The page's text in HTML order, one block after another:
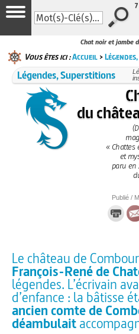
Chat noir et jambe
Vous êtes ici :Accueil >
Légendes, Superstitions
du
« Chattes
et
paru en
Publié /
Le château de
François-René de
légendes. L’écrivain
d’enfance : la bâtisse
ancien comte de
déambulait